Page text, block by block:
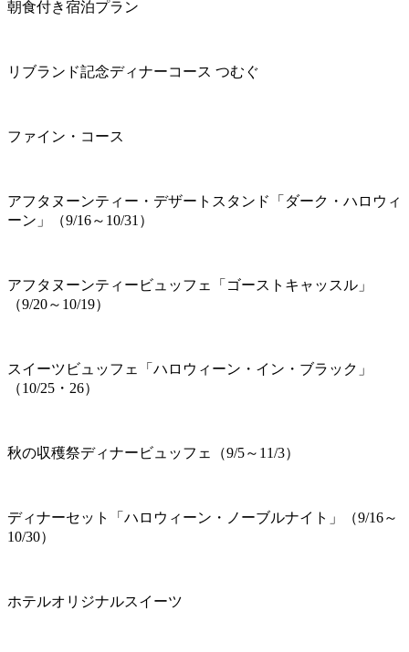
朝食付き宿泊プラン
リブランド記念ディナーコース つむぐ
ファイン・コース
アフタヌーンティー・デザートスタンド「ダーク・ハロウィ
ーン」（9/16～10/31）
アフタヌーンティービュッフェ「ゴーストキャッスル」
（9/20～10/19）
スイーツビュッフェ「ハロウィーン・イン・ブラック」
（10/25・26）
秋の収穫祭ディナービュッフェ（9/5～11/3）
ディナーセット「ハロウィーン・ノーブルナイト」（9/16～
10/30）
ホテルオリジナルスイーツ